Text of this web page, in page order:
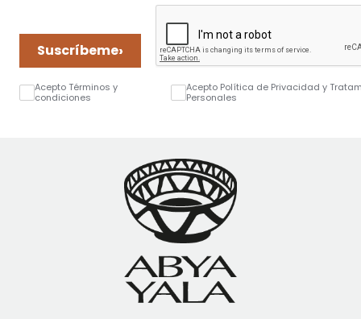
Suscríbeme›
Acepto Términos y
condiciones
Acepto Política de Privacidad y
Personales